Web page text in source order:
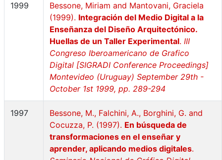
1999
Bessone, Miriam and Mantovani, Graciela
(1999). Integración del Medio Digital a la
Enseñanza del Diseño Arquitectónico.
Huellas de un Taller Experimental. III
Congreso Iberoamericano de Grafico
Digital [SIGRADI Conference Proceedings]
Montevideo (Uruguay) September 29th -
October 1st 1999, pp. 289-294
1997
Bessone, M., Falchini, A., Borghini, G. and
Cocuzza, P. (1997). En búsqueda de
transformaciones en el enseñar y
aprender, aplicando medios digitales.